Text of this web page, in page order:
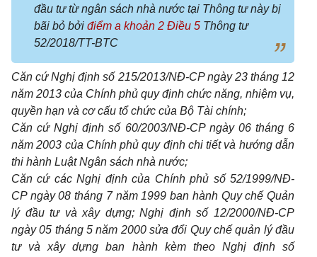
đầu tư từ ngân sách nhà nước tại Thông tư này bị
bãi bỏ bởi điểm a khoản 2 Điều 5 Thông tư
52/2018/TT-BTC
Căn cứ Nghị định số 215/2013/NĐ-CP ngày 23 tháng 12
năm 2013 của Chính phủ quy định chức năng, nhiệm vụ,
quyền hạn và cơ cấu tổ chức của Bộ Tài chính;
Căn cứ Nghị định số 60/2003/NĐ-CP ngày 06 tháng 6
năm 2003 của Chính phủ quy định chi tiết và hướng dẫn
thi hành Luật Ngân sách nhà nước;
Căn cứ các Nghị định của Chính phủ số 52/1999/NĐ-
CP ngày 08 tháng 7 năm 1999 ban hành Quy chế Quản
lý đầu tư và xây dựng; Nghị định số 12/2000/NĐ-CP
ngày 05 tháng 5 năm 2000 sửa đổi Quy chế quản lý đầu
tư và xây dựng ban hành kèm theo Nghị định số